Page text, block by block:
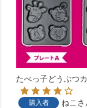
たべっ子どうぶつ
購入者 ねこ